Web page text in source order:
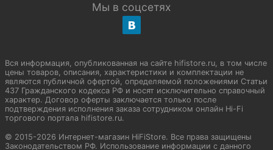
Мы в соцсетях
Вся информация, опубликованная на сайте hifistore.ru, в том числе
цены товаров, описания, характеристики и комплектации не
являются публичной офертой, определяемой положениями Статьи
437 Гражданского кодекса РФ и носят исключительно справочный
характер. Договор оферты заключается только после
подтверждения исполнения заказа сотрудником онлайн Hi-Fi
торгового портала hifistore.ru.
© 2015-2026 Интернет-магазин HiFiStore. Все права защищены
Законодательством РФ. Использование информации с данного